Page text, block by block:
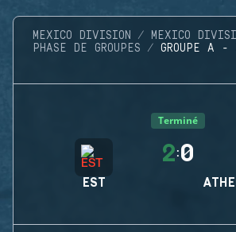
MEXICO DIVISION
MEXICO
PHASE DE GROUPES
GROUPE A -
Terminé
EST
2:0